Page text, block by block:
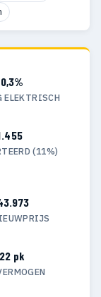
ELEKTRISCH
(11%)
pk